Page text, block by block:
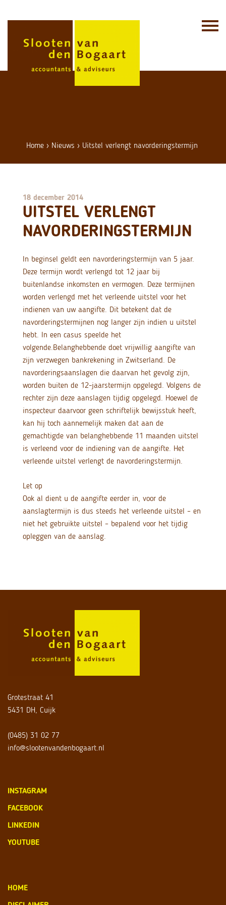
Home › Nieuws › Uitstel verlengt navorderingstermijn
18 december 2014
UITSTEL VERLENGT
NAVORDERINGSTERMIJN
In beginsel geldt een navorderingstermijn van 5 jaar.
Deze termijn wordt verlengd tot 12 jaar bij
buitenlandse inkomsten en vermogen. Deze termijnen
worden verlengd met het verleende uitstel voor het
indienen van uw aangifte. Dit betekent dat de
navorderingstermijnen nog langer zijn indien u uitstel
hebt. In een casus speelde het
volgende.Belanghebbende doet vrijwillig aangifte van
zijn verzwegen bankrekening in Zwitserland. De
navorderingsaanslagen die daarvan het gevolg zijn,
worden buiten de 12-jaarstermijn opgelegd. Volgens de
rechter zijn deze aanslagen tijdig opgelegd. Hoewel de
inspecteur daarvoor geen schriftelijk bewijsstuk heeft,
kan hij toch aannemelijk maken dat aan de
gemachtigde van belanghebbende 11 maanden uitstel
is verleend voor de indiening van de aangifte. Het
verleende uitstel verlengt de navorderingstermijn.
Let op
Ook al dient u de aangifte eerder in, voor de
aanslagtermijn is dus steeds het verleende uitstel – en
niet het gebruikte uitstel – bepalend voor het tijdig
opleggen van de aanslag.
Grotestraat 41
5431 DH, Cuijk
(0485) 31 02 77
info@slootenvandenbogaart.nl
INSTAGRAM
FACEBOOK
LINKEDIN
YOUTUBE
HOME